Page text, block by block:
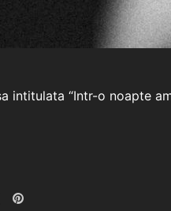
intitulata “Intr-o noapte